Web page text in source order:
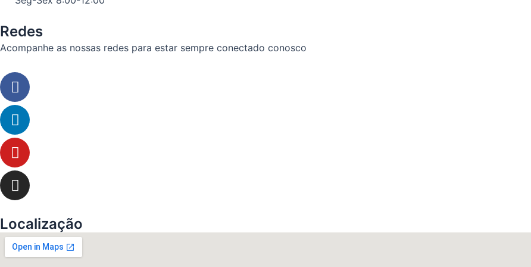
Redes
Acompanhe as nossas redes para estar sempre conectado conosco
Facebook
Linkedin
Youtube
Instagram
Localização